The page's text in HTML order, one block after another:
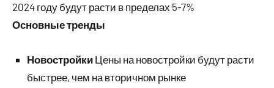
2024 году будут расти в пределах 5-7%
Основные тренды
Новостройки Цены на новостройки будут расти
быстрее, чем на вторичном рынке